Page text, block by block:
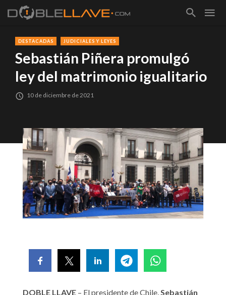
DESTACADAS JUDICIALES Y LEYES
Sebastián Piñera promulgó
ley del matrimonio igualitario
10 de diciembre de 2021
DOBLE LLAVE – El presidente de Chile,Sebastián